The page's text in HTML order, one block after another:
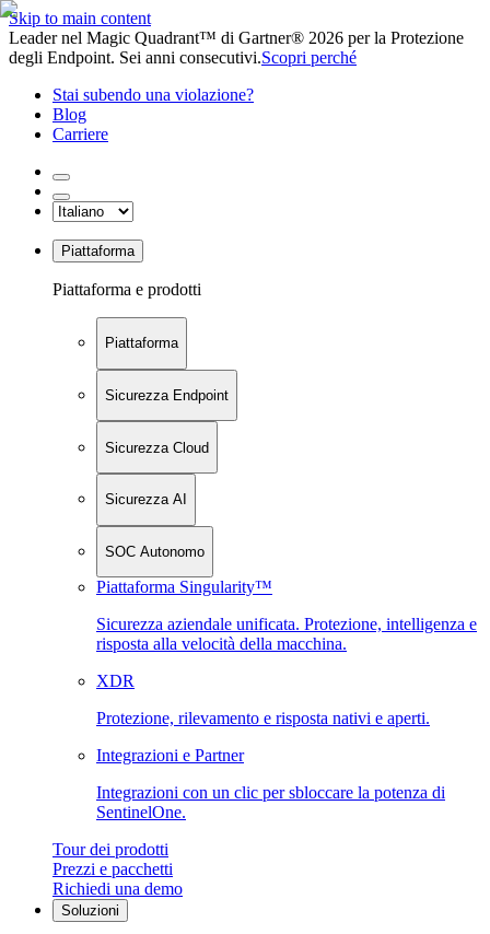
Skip to main content
Leader nel Magic Quadrant™ di Gartner® 2026 per la Protezione
degli Endpoint. Sei anni consecutivi.Scopri perché
Stai subendo una violazione?
Blog
Carriere
Piattaforma
Piattaforma e prodotti
Piattaforma
Sicurezza Endpoint
Sicurezza Cloud
Sicurezza AI
SOC Autonomo
Piattaforma Singularity™
Sicurezza aziendale unificata. Protezione, intelligenza e
risposta alla velocità della macchina.
XDR
Protezione, rilevamento e risposta nativi e aperti.
Integrazioni e Partner
Integrazioni con un clic per sbloccare la potenza di
SentinelOne.
Tour dei prodotti
Prezzi e pacchetti
Richiedi una demo
Soluzioni